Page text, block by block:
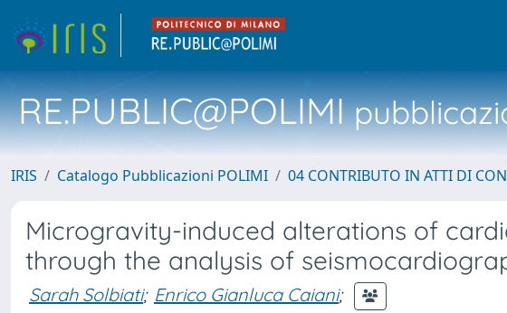
RE.PUBLIC@POLIMI
IRIS Catalogo Pubblicazioni POLIMI 04 CONTRIBUTO IN ATTI DI
Microgravity-induced alterations of
through the analysis of
Sarah Solbiati; Enrico Gianluca Caiani;